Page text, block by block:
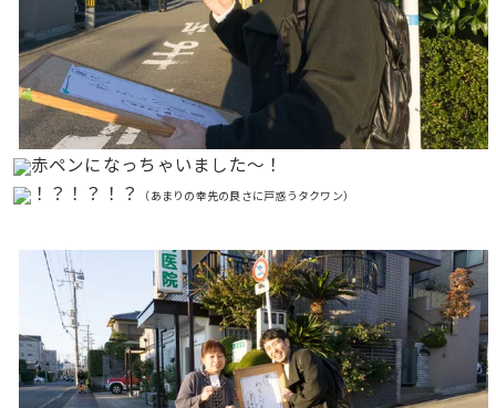
赤ペンになっちゃいました〜！
！？！？！？
（あまりの幸先の良さに戸惑うタクワン）